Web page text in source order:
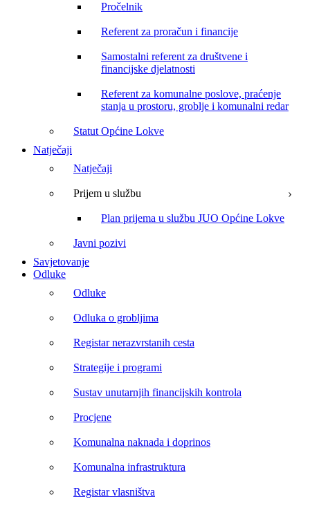
Pročelnik
Referent za proračun i financije
Samostalni referent za društvene i
financijske djelatnosti
Referent za komunalne poslove, praćenje
stanja u prostoru, groblje i komunalni redar
Statut Općine Lokve
Natječaji
Natječaji
Prijem u službu
Plan prijema u službu JUO Općine Lokve
Javni pozivi
Savjetovanje
Odluke
Odluke
Odluka o grobljima
Registar nerazvrstanih cesta
Strategije i programi
Sustav unutarnjih financijskih kontrola
Procjene
Komunalna naknada i doprinos
Komunalna infrastruktura
Registar vlasništva